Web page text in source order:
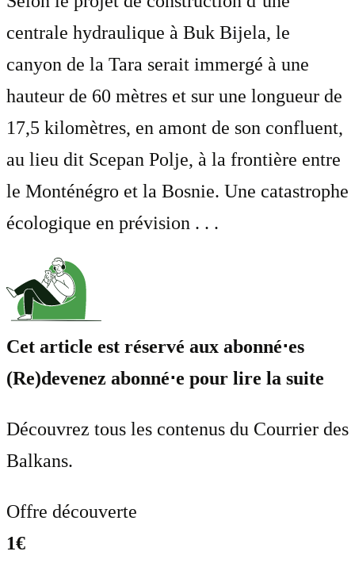
centrale hydraulique à Buk Bijela, le
canyon de la Tara serait immergé à une
hauteur de 60 mètres et sur une longueur de
17,5 kilomètres, en amont de son confluent,
au lieu dit Scepan Polje, à la frontière entre
le Monténégro et la Bosnie. Une catastrophe
écologique en prévision . . .
Cet article est réservé aux abonné⋅es
(Re)devenez abonné⋅e pour lire la suite
Découvrez tous les contenus du Courrier des
Balkans.
Offre découverte
1€